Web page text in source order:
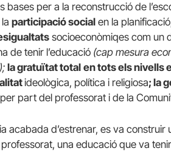
bases per a la reconstrucció de
participació social en la
socioeconòmiqes com un
de tenir l’educació (cap mesura
la gratuïtat total en tots els nivells
ideològica, política i religiosa; la
part del professorat i de la
acabada d’estrenar, es va
una educació que va